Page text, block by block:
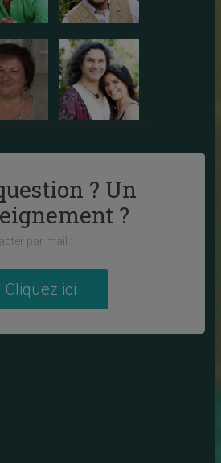
? Un
?
par mail :
Cliquez ici